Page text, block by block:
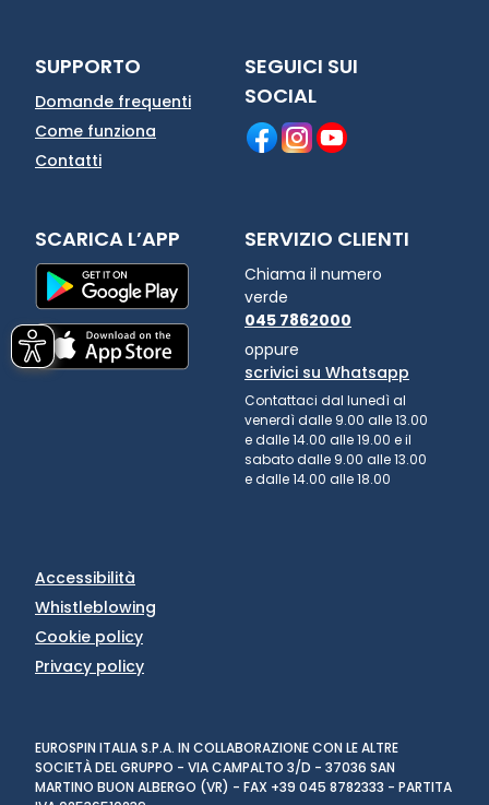
SUPPORTO
Domande frequenti
Come funziona
Contatti
SEGUICI SUI
SOCIAL
SCARICA L’APP SERVIZIO CLIENTI
Chiama il numero
verde
045 7862000
oppure
scrivici su Whatsapp
Contattaci dal lunedì al
venerdì dalle 9.00 alle 13.00
e dalle 14.00 alle 19.00 e il
sabato dalle 9.00 alle 13.00
e dalle 14.00 alle 18.00
Accessibilità
Whistleblowing
Cookie policy
Privacy policy
EUROSPIN ITALIA S.P.A. IN COLLABORAZIONE CON LE ALTRE
SOCIETÀ DEL GRUPPO - VIA CAMPALTO 3/D - 37036 SAN
MARTINO BUON ALBERGO (VR) - FAX +39 045 8782333 - PARTITA